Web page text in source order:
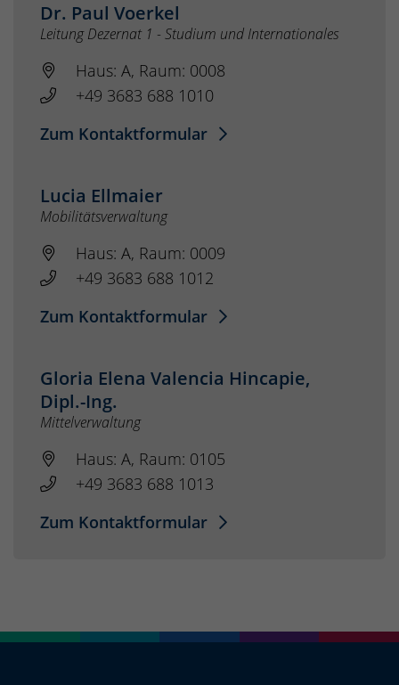
Dr. Paul Voerkel
Leitung Dezernat 1 - Studium und Internationales
Haus: A, Raum: 0008
+49 3683 688 1010
Zum Kontaktformular
Lucia Ellmaier
Mobilitätsverwaltung
Haus: A, Raum: 0009
+49 3683 688 1012
Zum Kontaktformular
Gloria Elena Valencia Hincapie,
Dipl.-Ing.
Mittelverwaltung
Haus: A, Raum: 0105
+49 3683 688 1013
Zum Kontaktformular